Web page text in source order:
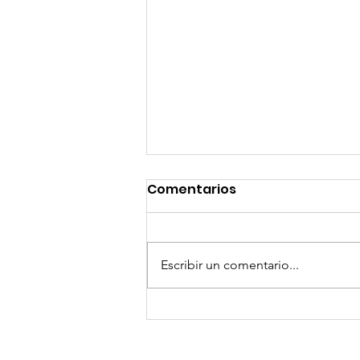
"El Último Panamá" de
Comentarios
Escribir un comentario...